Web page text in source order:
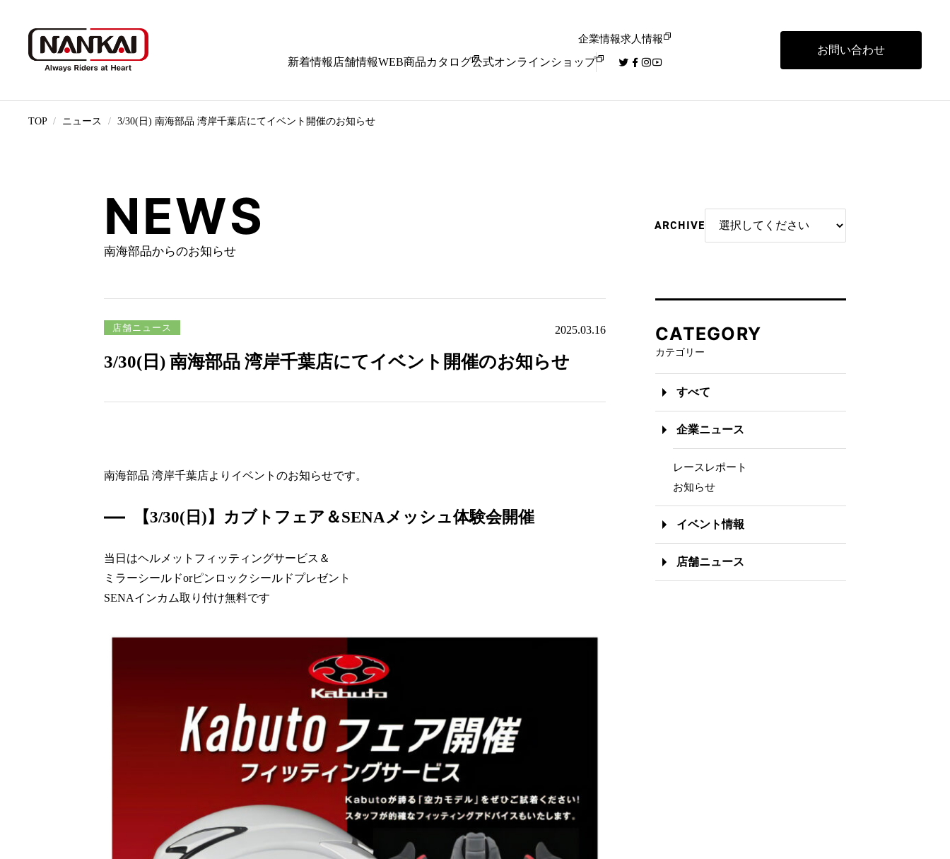
企業情報求人情報
新着情報 店舗情報WEB商品カタログ公式オンラインショップ
お問い合わせ
TOP ニュース 3/30(日) 南海部品 湾岸千葉店にてイベント開催のお知らせ
NEWS
南海部品からのお知らせ
ARCHIVE
店舗ニュース 2025.03.16
3/30(日) 南海部品 湾岸千葉店にてイベント開催のお知らせ
南海部品 湾岸千葉店よりイベントのお知らせです。
【3/30(日)】カブトフェア＆SENAメッシュ体験会開催
当日はヘルメットフィッティングサービス＆
ミラーシールドorピンロックシールドプレゼント
SENAインカム取り付け無料です
CATEGORY
カテゴリー
すべて
企業ニュース
レースレポート
お知らせ
イベント情報
店舗ニュース